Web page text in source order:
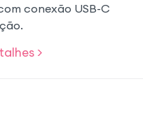
conexão USB-C
>